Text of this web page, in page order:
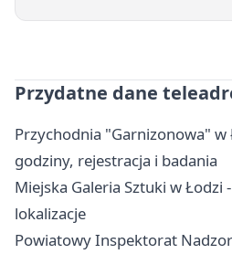
Przydatne dane
Przychodnia "Garnizonowa" w
godziny, rejestracja i badania
Miejska Galeria Sztuki w Łodzi
lokalizacje
Powiatowy Inspektorat